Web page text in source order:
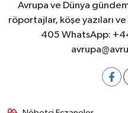
Avrupa ve Dünya
röportajlar, köşe yazıları
405 WhatsApp: